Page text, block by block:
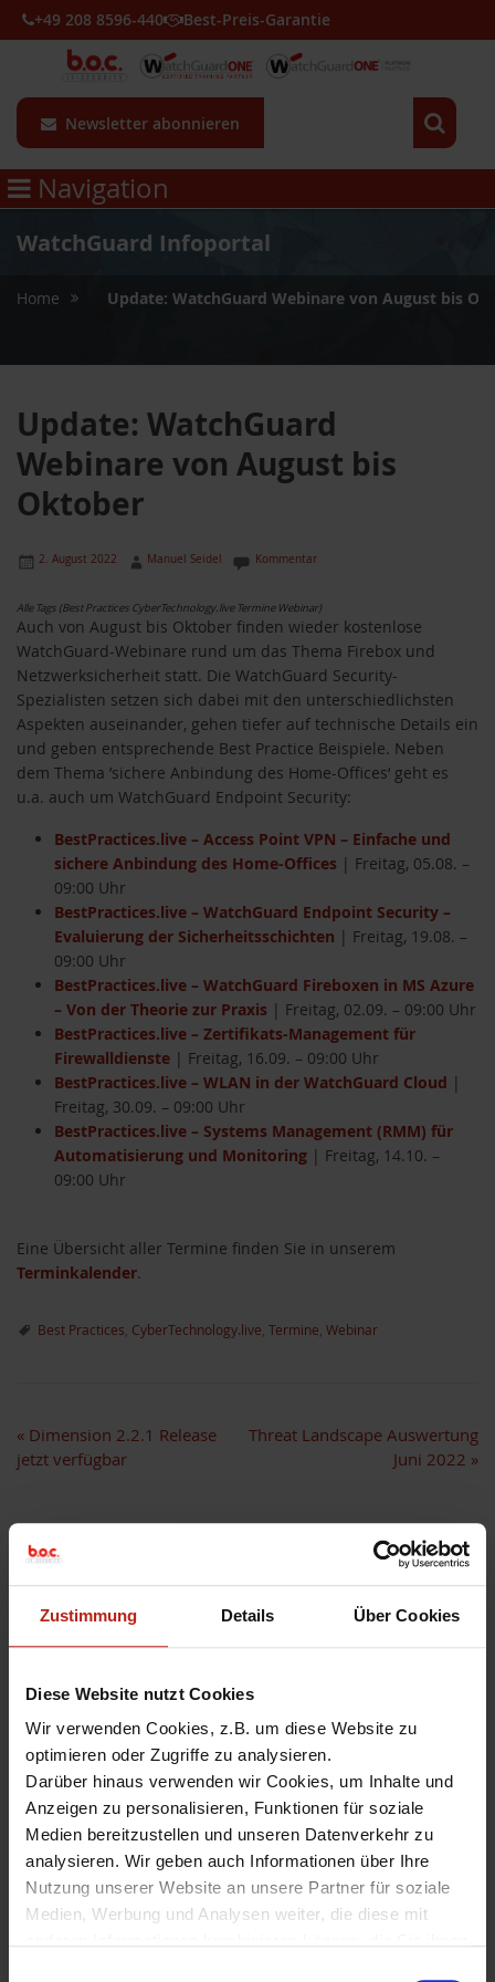
Zustimmung Details Über Cookies
Diese Website nutzt Cookies
Wir verwenden Cookies, z.B. um diese Website zu
optimieren oder Zugriffe zu analysieren.
Darüber hinaus verwenden wir Cookies, um Inhalte und
Anzeigen zu personalisieren, Funktionen für soziale
Medien bereitzustellen und unseren Datenverkehr zu
analysieren. Wir geben auch Informationen über Ihre
Nutzung unserer Website an unsere Partner für soziale
Medien, Werbung und Analysen weiter, die diese mit
Newsletter abonnieren
+49 208 8596-440 Best-Preis-Garantie
Navigation
WatchGuard Infoportal
Home Update: WatchGuard Webinare von August bis
Update: WatchGuard
Webinare von August bis
Oktober
2. August 2022 Manuel Seidel Kommentar
Alle Tags (Best Practices CyberTechnology.live Termine Webinar)
Auch von August bis Oktober finden wieder kostenlose
WatchGuard-Webinare rund um das Thema Firebox und
Netzwerksicherheit statt. Die WatchGuard Security-
Spezialisten setzen sich dabei mit den unterschiedlichsten
Aspekten auseinander, gehen tiefer auf technische Details ein
und geben entsprechende Best Practice Beispiele. Neben
dem Thema ’sichere Anbindung des Home-Offices‘ geht es
u.a. auch um WatchGuard Endpoint Security:
BestPractices.live – Access Point VPN – Einfache und
sichere Anbindung des Home-Offices | Freitag, 05.08. –
09:00 Uhr
BestPractices.live – WatchGuard Endpoint Security –
Evaluierung der Sicherheitsschichten | Freitag, 19.08. –
09:00 Uhr
BestPractices.live – WatchGuard Fireboxen in MS Azure
– Von der Theorie zur Praxis | Freitag, 02.09. – 09:00 Uhr
BestPractices.live – Zertifikats-Management für
Firewalldienste | Freitag, 16.09. – 09:00 Uhr
BestPractices.live – WLAN in der WatchGuard Cloud |
Freitag, 30.09. – 09:00 Uhr
BestPractices.live – Systems Management (RMM) für
Automatisierung und Monitoring | Freitag, 14.10. –
09:00 Uhr
Eine Übersicht aller Termine finden Sie in unserem
Terminkalender.
Best Practices CyberTechnology.live Termine Webinar
« Dimension 2.2.1 Release
jetzt verfügbar
Threat Landscape Auswertung
Juni 2022 »
Hinterlassen Sie einen
Kommentar
veröffentlicht. Markierte Felder sind
Pflichtfelder *
Kommentar